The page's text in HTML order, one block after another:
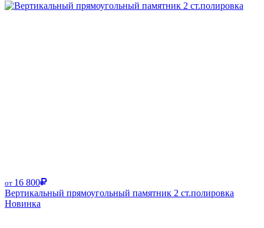
от 16 800
Вертикальный прямоугольный памятник 2 ст.полировка
Новинка